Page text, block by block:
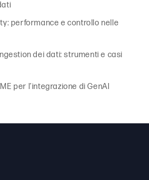
performance e controllo nelle
dei dati: strumenti e casi
per l’integrazione di GenAI